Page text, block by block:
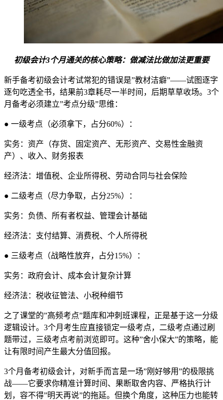
初级会计3个月通关的核心策略：做减法比做加法更重要
新手备考初级会计考试常犯的错误是”教材洁癖”——试图逐字
逐句吃透全书，结果前3章耗尽一半时间，后期草草收场。3个
月备考必须建立”考点分级”思维：
● 一级考点（必须拿下，占分60%）：
实务：资产（存货、固定资产、无形资产、交易性金融资
产）、收入、财务报表
经济法：增值税、企业所得税、劳动合同与社会保险
● 二级考点（尽力争取，占分25%）：
实务：负债、所有者权益、管理会计基础
经济法：支付结算、消费税、个人所得税
● 三级考点（战略性放弃，占分15%）：
实务：政府会计、成本会计复杂计算
经济法：税收征管法、小税种细节
之了课堂的”高频考点”题库和冲刺班课程，正是基于这一分级
逻辑设计。3个月考生应直接锁定一级考点，二级考点通过刷
题带过，三级考点考前浏览即可。这种”舍小保大”的策略，能
让有限时间产生最大分值回报。
3个月备考初级会计，对新手而言是一场”刚好够用”的极限挑
战——它要求你精准计算时间、果断取舍内容、严格执行计
划，容不得”明天再说”的拖延。但换个角度，这种压力也能转